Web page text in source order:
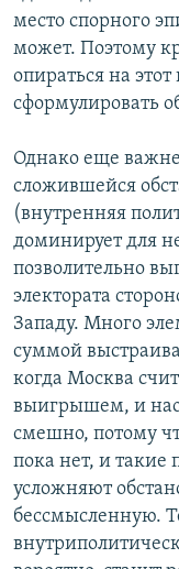
место спорного
может. Поэтому
опираться на
сформулировать
Однако еще
сложившейся
(внутренняя
доминирует для
позволительно
электората
Западу. Много
суммой
когда Москва
выигрышем, и
смешно, потому
пока нет, и такие
усложняют
бессмысленную.